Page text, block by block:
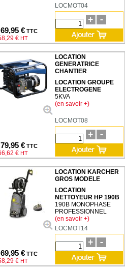
69,95 € TTC
€ HT
LOCMOT04
79,95 € TTC
€ HT
LOCATION
GENERATRICE
CHANTIER
LOCATION GROUPE
ELECTROGENE
5KVA
(en savoir +)
LOCMOT08
69,95 € TTC
€ HT
LOCATION KARCHER
GROS MODELE
LOCATION
NETTOYEUR HP 190B
190B MONOPHASE
PROFESSIONNEL
(en savoir +)
LOCMOT14